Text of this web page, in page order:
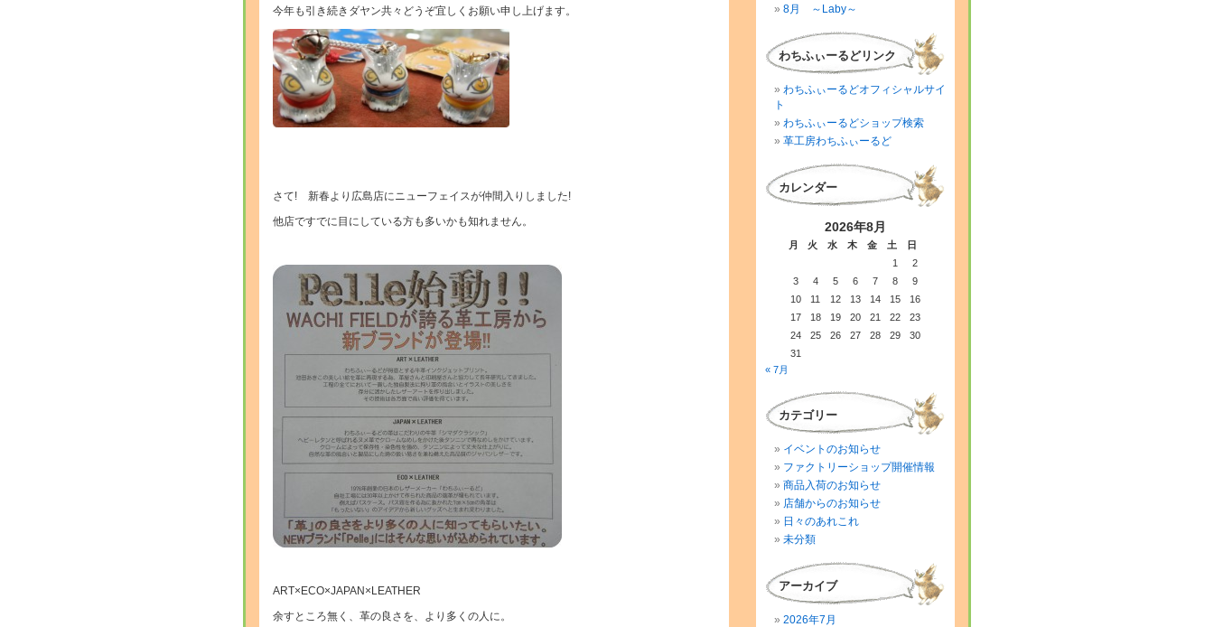
今年も引き続きダヤン共々どうぞ宜しくお願い申し上げます。
さて! 新春より広島店にニューフェイスが仲間入りしました!
他店ですでに目にしている方も多いかも知れません。
ART×ECO×JAPAN×LEATHER
余すところ無く、革の良さを、より多くの人に。
8月 ～Laby～
わちふぃーるどリンク
わちふぃーるどオフィシャルサイ
ト
わちふぃーるどショップ検索
革工房わちふぃーるど
カレンダー
2026年8月
月 火 水 木 金 土
日
1
2
3
4 5 6 7 8
9
10
11 12 13 14 15
16
17
18 19 20 21 22
23
24
25 26 27 28 29
30
31
« 7月
カテゴリー
イベントのお知らせ
ファクトリーショップ開催情報
商品入荷のお知らせ
店舗からのお知らせ
日々のあれこれ
未分類
アーカイブ
2026年7月